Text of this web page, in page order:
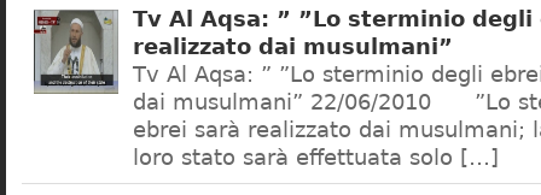
Tv Al Aqsa: ” ”Lo sterminio degli
realizzato dai musulmani”
Tv Al Aqsa: ” ”Lo sterminio degli
dai musulmani” 22/06/2010 ”Lo
ebrei sarà realizzato dai musulmani;
loro stato sarà effettuata solo […]